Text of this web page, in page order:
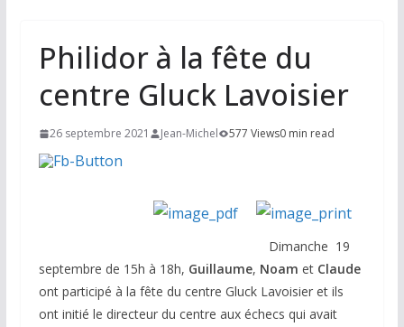
Philidor à la fête du
centre Gluck Lavoisier
26 septembre 2021 Jean-Michel 577 Views0 min read
Dimanche 19
septembre de 15h à 18h, Guillaume, Noam et Claude
ont participé à la fête du centre Gluck Lavoisier et ils
ont initié le directeur du centre aux échecs qui avait